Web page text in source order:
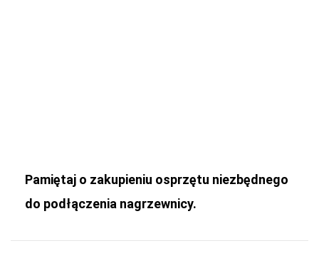
Pamiętaj o zakupieniu osprzętu niezbędnego
do podłączenia nagrzewnicy.